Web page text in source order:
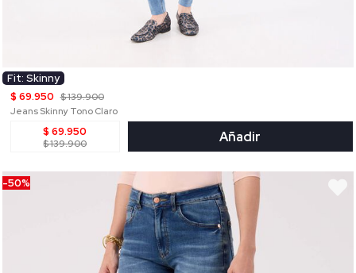
Fit: Skinny
$ 69.950 $ 139.900
Jeans Skinny Tono Claro
$ 69.950
$ 139.900 Añadir
-50%